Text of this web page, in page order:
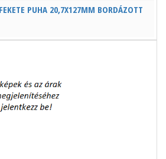
PUHA 20,7X127MM BORDÁZOTT